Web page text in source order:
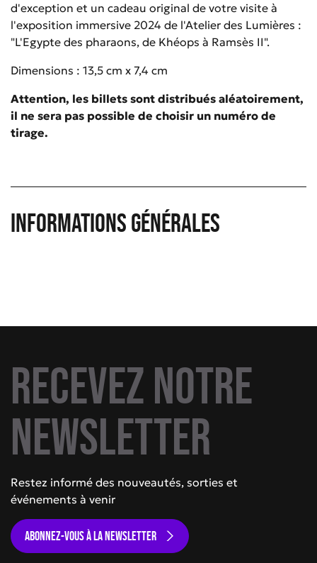
d'exception et un cadeau original de votre visite à
l'exposition immersive 2024 de l'Atelier des Lumières :
"L'Egypte des pharaons, de Khéops à Ramsès II".
Dimensions : 13,5 cm x 7,4 cm
Attention, les billets sont distribués aléatoirement,
il ne sera pas possible de choisir un numéro de
tirage.
Informations générales
Recevez notre
newsletter
Restez informé des nouveautés, sorties et
événements à venir
ABONNEZ-VOUS À LA NEWSLETTER